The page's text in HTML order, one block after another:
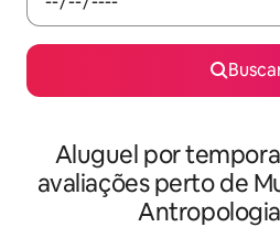
Aluguel por
avaliações perto de